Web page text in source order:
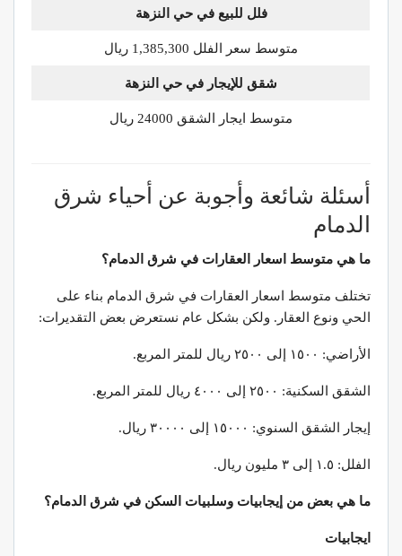
فلل للبيع في حي النزهة
متوسط سعر الفلل 1,385,300 ريال
شقق للإيجار في حي النزهة
متوسط ايجار الشقق 24000 ريال
أسئلة شائعة وأجوبة عن أحياء شرق
الدمام
ما هي متوسط اسعار العقارات في شرق الدمام؟
تختلف متوسط اسعار العقارات في شرق الدمام بناء على
الحي ونوع العقار. ولكن بشكل عام نستعرض بعض التقديرات:
الأراضي: ١٥٠٠ إلى ٢٥٠٠ ريال للمتر المربع.
الشقق السكنية: ٢٥٠٠ إلى ٤٠٠٠ ريال للمتر المربع.
إيجار الشقق السنوي: ١٥٠٠٠ إلى ٣٠٠٠٠ ريال.
الفلل: ١.٥ إلى ٣ مليون ريال.
ما هي بعض من إيجابيات وسلبيات السكن في شرق الدمام؟
ايجابيات